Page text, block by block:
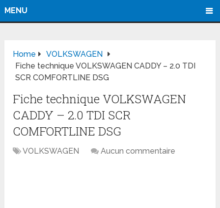
MENU
Home
VOLKSWAGEN
Fiche technique VOLKSWAGEN CADDY – 2.0 TDI
SCR COMFORTLINE DSG
Fiche technique VOLKSWAGEN
CADDY – 2.0 TDI SCR
COMFORTLINE DSG
VOLKSWAGEN Aucun commentaire